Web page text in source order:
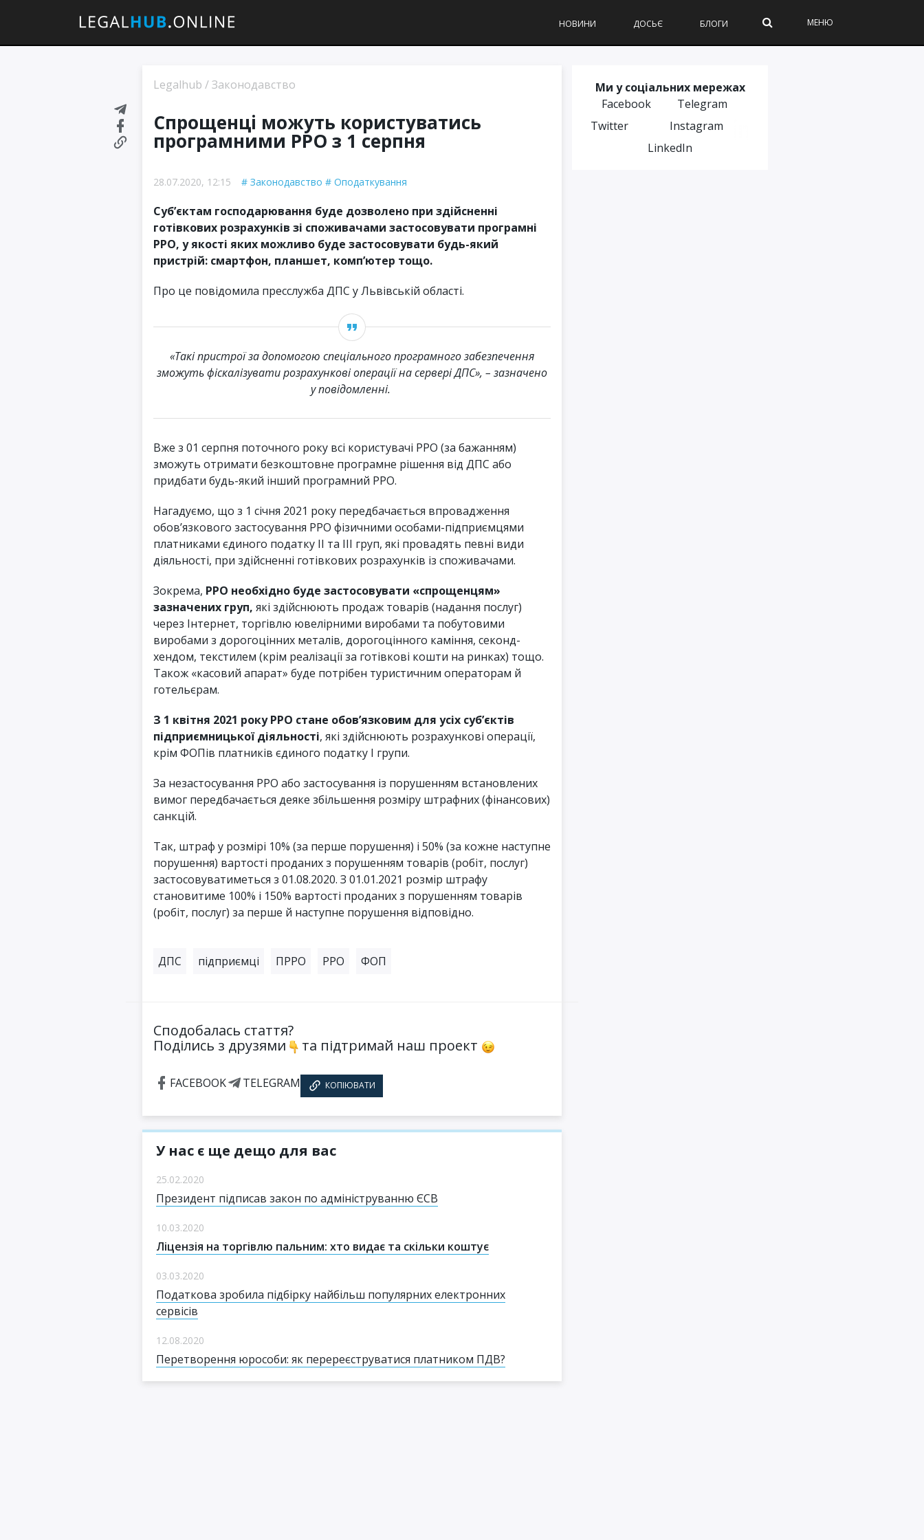
МЕНЮ
НОВИНИ ДОСЬЄ БЛОГИ
Legalhub /Законодавство
28.07.2020, 12:15 Законодавство Оподаткування
Спрощенці можуть користуватись
програмними РРО з 1 серпня
Суб’єктам господарювання буде дозволено при здійсненні
готівкових розрахунків зі споживачами застосовувати програмні
РРО, у якості яких можливо буде застосовувати будь-який
пристрій: смартфон, планшет, комп’ютер тощо.
Про це повідомила пресслужба ДПС у Львівській області.
«Такі пристрої за допомогою спеціального програмного забезпечення
зможуть фіскалізувати розрахункові операції на сервері ДПС», – зазначено
у повідомленні.
Вже з 01 серпня поточного року всі користувачі РРО (за бажанням)
зможуть отримати безкоштовне програмне рішення від ДПС або
придбати будь-який інший програмний РРО.
Нагадуємо, що з 1 січня 2021 року передбачається впровадження
обов’язкового застосування РРО фізичними особами-підприємцями
платниками єдиного податку ІІ та ІІІ груп, які провадять певні види
діяльності, при здійсненні готівкових розрахунків із споживачами.
Зокрема, РРО необхідно буде застосовувати «спрощенцям»
зазначених груп, які здійснюють продаж товарів (надання послуг)
через Інтернет, торгівлю ювелірними виробами та побутовими
виробами з дорогоцінних металів, дорогоцінного каміння, секонд-
хендом, текстилем (крім реалізації за готівкові кошти на ринках) тощо.
Також «касовий апарат» буде потрібен туристичним операторам й
готельєрам.
З 1 квітня 2021 року РРО стане обов’язковим для усіх суб’єктів
підприємницької діяльності, які здійснюють розрахункові операції,
крім ФОПів платників єдиного податку І групи.
За незастосування РРО або застосування із порушенням встановлених
вимог передбачається деяке збільшення розміру штрафних (фінансових)
санкцій.
Так, штраф у розмірі 10% (за перше порушення) і 50% (за кожне наступне
порушення) вартості проданих з порушенням товарів (робіт, послуг)
застосовуватиметься з 01.08.2020. З 01.01.2021 розмір штрафу
становитиме 100% і 150% вартості проданих з порушенням товарів
(робіт, послуг) за перше й наступне порушення відповідно.
ДПС підприємці ПРРО РРО ФОП
Сподобалась стаття?
Поділись з друзями
та підтримай наш проект
FACEBOOK TELEGRAM КОПІЮВАТИ
У нас є ще дещо для вас
25.02.2020
Президент підписав закон по адмініструванню ЄСВ
10.03.2020
Ліцензія на торгівлю пальним: хто видає та скільки коштує
03.03.2020
Податкова зробила підбірку найбільш популярних електронних
сервісів
12.08.2020
Перетворення юрособи: як перереєструватися платником ПДВ?
Ми у соціальних мережах
Facebook
Telegram
Twitter
Instagram
LinkedIn